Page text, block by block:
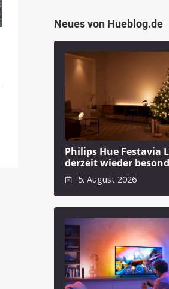
Neues von Hueblog.de
Philips Hue Festavia
derzeit wieder
5. August 2026